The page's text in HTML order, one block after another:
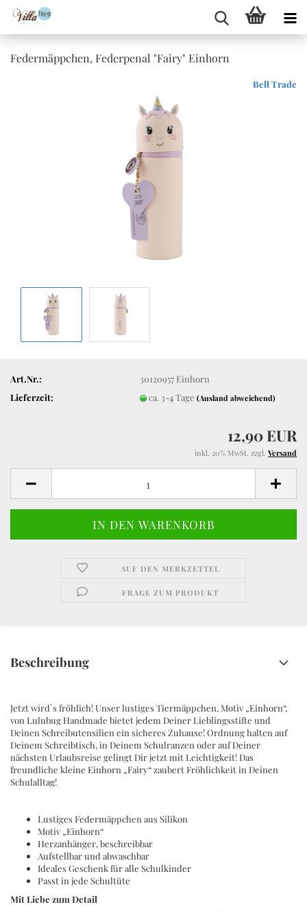
Federmäppchen, Federpenal "Fairy" Einhorn
Bell Trade
Art.Nr.:
30120957 Einhorn
Lieferzeit:
ca. 3-4 Tage(Ausland abweichend)
12,90 EUR
inkl. 20% MwSt. zzgl. Versand
AUF DEN MERKZETTEL
FRAGE ZUM PRODUKT
Beschreibung
Jetzt wird`s fröhlich! Unser lustiges Tiermäppchen, Motiv „Einhorn“,
von Lulubug Handmade bietet jedem Deiner Lieblingsstifte und
Deinen Schreibutensilien ein sicheres Zuhause! Ordnung halten auf
Deinem Schreibtisch, in Deinem Schulranzen oder auf Deiner
nächsten Urlaubsreise gelingt Dir jetzt mit Leichtigkeit! Das
freundliche kleine Einhorn „Fairy“ zaubert Fröhlichkeit in Deinen
Schulalltag!
Lustiges Federmäppchen aus Silikon
Motiv „Einhorn“
Herzanhänger, beschreibbar
Aufstellbar und abwaschbar
Ideales Geschenk für alle Schulkinder
Passt in jede Schultüte
Mit Liebe zum Detail